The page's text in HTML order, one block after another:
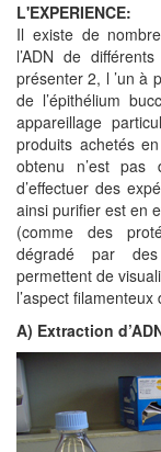
L'EXPERIENCE:
Il existe de
l’ADN de
présenter 2, l ’un à
de l’épithélium
appareillage
produits achetés
obtenu n’est pas
d’effectuer des
ainsi purifier est en
(comme des
dégradé par des
permettent de
l’aspect
A) Extraction